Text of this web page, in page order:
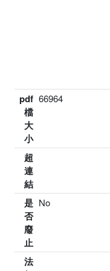
pdf
檔
大
小
66964
超
連
結
是
否
廢
止
No
法